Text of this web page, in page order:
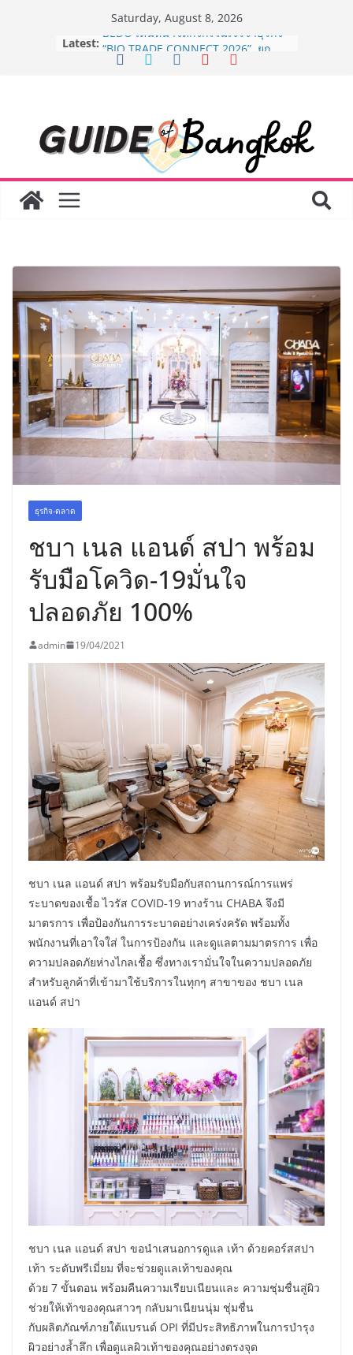
Saturday, August 8, 2026
Latest: BEDO เดินหน้าจัดกิจกรรมเจรจาธุรกิจ
“BIO TRADE CONNECT 2026” ยก
สด ดอกไม้ประดิษฐ์ พวงมาลัย และสังฆ
ภัณฑ์ครบวงจร ขอเชิญเลือกซื้อมาลัย
และของขวัญต้อนรับวันแม่ เปิดให้
บริการทุกวันตลอด 24 ชั่วโมง
Guangzhou Yinghao School เผยวิสัย
8.8 “ซูเลียน” รวมพลังนักธุรกิจทั่ว
“ดร.ปิยะวัฒน์” ถ่ายทอดวิสัยทัศน์ธุรกิจ
พร้อมฟรีคอนเสิร์ต “โชค รถแห่” ยกวง
AirAsia X SEE FAH พันธมิตรทางธุรกิจ
ยาวนานกว่า 20 ปี ต่อยอดเสิร์ฟความ
อร่อย ยกเมนูระดับตำนาน “ข้าวหน้าไก่
ราชวงศ์” พุ่งทะยานสู่น่านฟ้า
ธุรกิจ-ตลาด
ชบา เนล แอนด์ สปา พร้อม
รับมือโควิด-19มั่นใจ
ปลอดภัย 100%
admin 19/04/2021
ชบา เนล แอนด์ สปา พร้อมรับมือกับสถานการณ์การแพร่
ระบาดของเชื้อ ไวรัส COVID-19 ทางร้าน CHABA จึงมี
มาตรการ เพื่อป้องกันการระบาดอย่างเคร่งครัด พร้อมทั้ง
พนักงานที่เอาใจใส่ ในการป้องกัน และดูแลตามมาตรการ เพื่อ
ความปลอดภัยห่างไกลเชื้อ ซึ่งทางเรามั่นใจในความปลอดภัย
สำหรับลูกค้าที่เข้ามาใช้บริการในทุกๆ สาขาของ ชบา เนล
แอนด์ สปา
ชบา เนล แอนด์ สปา ขอนำเสนอการดูแล เท้า ด้วยคอร์สสปา
เท้า ระดับพรีเมี่ยม ที่จะช่วยดูแลเท้าของคุณ
ด้วย 7 ขั้นตอน พร้อมคืนความเรียบเนียนและ ความชุ่มชื่นสู่ผิว
ช่วยให้เท้าของคุณสาวๆ กลับมาเนียนนุ่ม ชุ่มชื่น
กับผลิตภัณฑ์ภายใต้แบรนด์ OPI ที่มีประสิทธิภาพในการบำรุง
ผิวอย่างล้ำลึก เพื่อดูแลผิวเท้าของคุณอย่างตรงจุด